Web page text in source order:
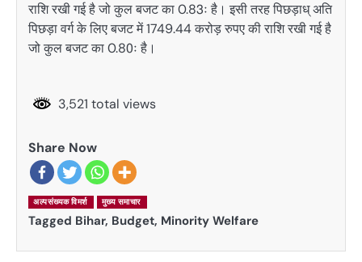
राशि रखी गई है जो कुल बजट का 0.83ः है। इसी तरह पिछड़ाध् अति
पिछड़ा वर्ग के लिए बजट में 1749.44 करोड़ रुपए की राशि रखी गई है
जो कुल बजट का 0.80ः है।
3,521 total views
Share Now
अल्पसंख्यक विमर्श मुख्य समाचार
Tagged Bihar, Budget, Minority Welfare